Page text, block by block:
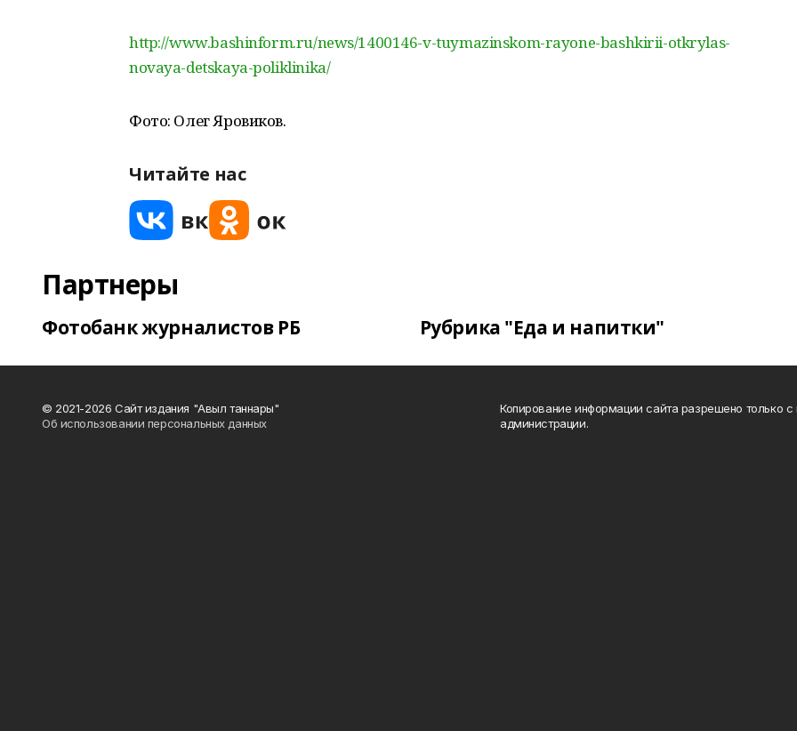
http://www.bashinform.ru/news/1400146-v-tuymazinskom-rayone-bashkirii-otkrylas-
novaya-detskaya-poliklinika/
Фото: Олег Яровиков.
Читайте нас
Партнеры
Фотобанк журналистов РБ Рубрика "Еда и напитки"
© 2021-2026 Сайт издания "Авыл таннары"
Об использовании персональных данных
Копирование информации сайта разрешено только с
администрации.